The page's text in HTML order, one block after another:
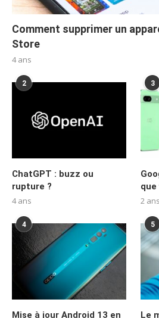
Comment supprimer un
Store
4 ans
2
ChatGPT : buzz ou
rupture ?
4 ans
3
2 ans
4
Mise à jour Android 13 en
5
Le